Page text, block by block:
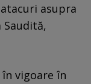
asupra
vigoare în